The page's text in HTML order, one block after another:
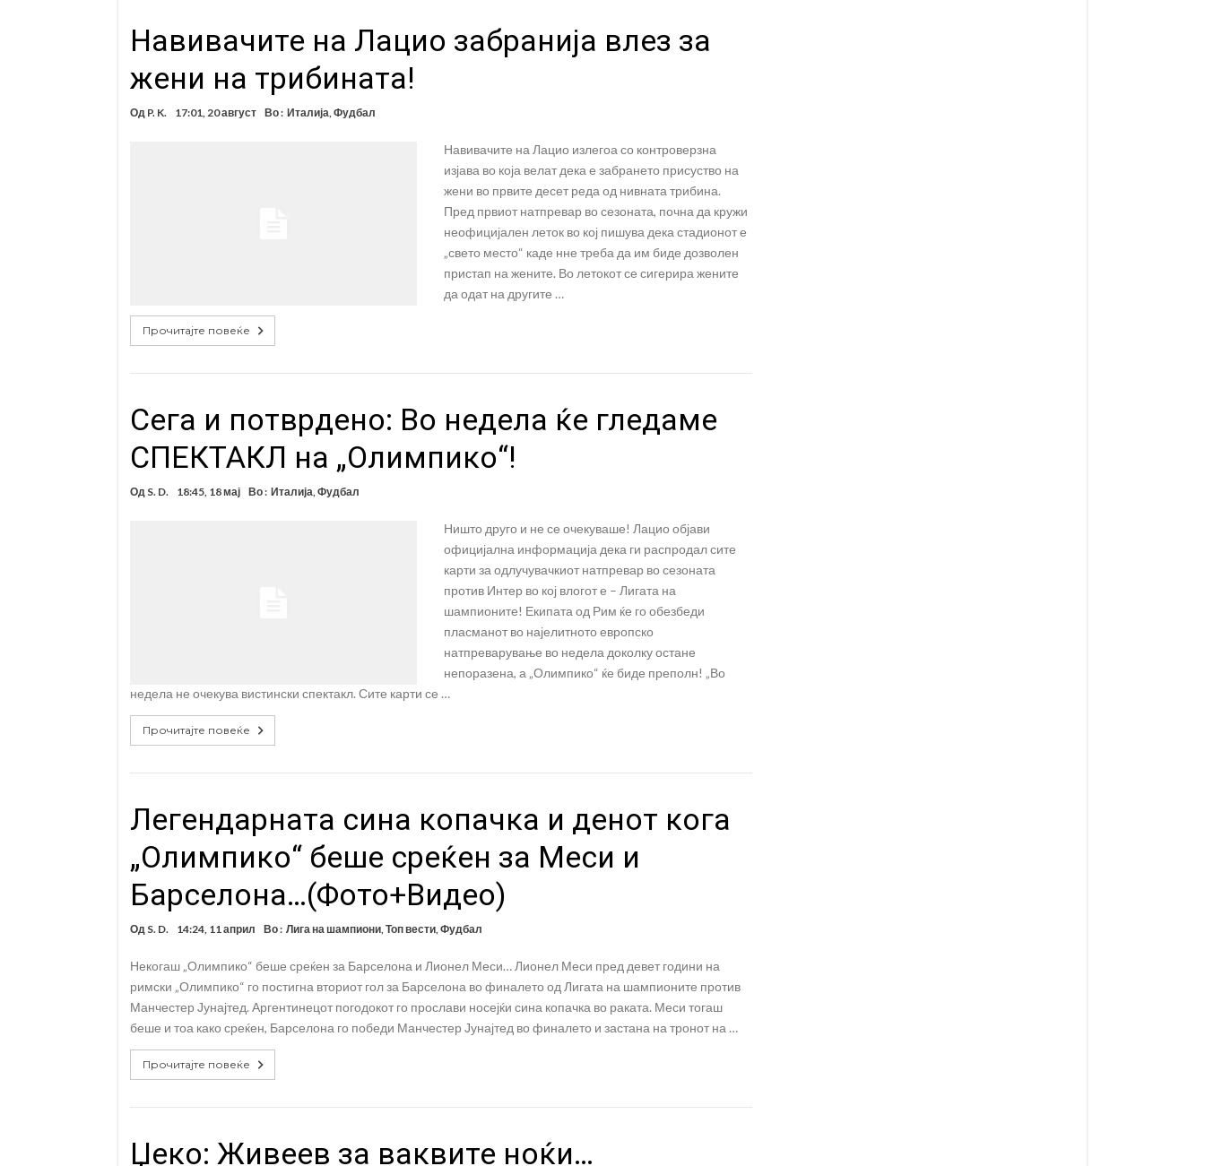
Навивачите на Лацио забранија влез за
жени на трибината!
Од P. K. 17:01, 20 август Во : Италија Фудбал
Навивачите на Лацио излегоа со контроверзна
изјава во која велат дека е забрането присуство на
жени во првите десет реда од нивната трибина.
Пред првиот натпревар во сезоната, почна да кружи
неофицијален леток во кој пишува дека стадионот е
„свето место“ каде нне треба да им биде дозволен
пристап на жените. Во летокот се сигерира жените
да одат на другите …
Прочитајте повеќе
Сега и потврдено: Во недела ќе гледаме
СПЕКТАКЛ на „Олимпико“!
Од S. D. 18:45, 18 мај Во : Италија Фудбал
Ништо друго и не се очекуваше! Лацио објави
официјална информација дека ги распродал сите
карти за одлучувачкиот натпревар во сезоната
против Интер во кој влогот е – Лигата на
шампионите! Екипата од Рим ќе го обезбеди
пласманот во најелитното европско
натпреварување во недела доколку остане
непоразена, а „Олимпико“ ќе биде преполн! „Во
недела не очекува вистински спектакл. Сите карти се …
Прочитајте повеќе
Легендарната сина копачка и денот кога
„Олимпико“ беше среќен за Меси и
Барселона…(Фото+Видео)
Од S. D. 14:24, 11 април Во : Лига на шампиони, Топ вести, Фудбал
Некогаш „Олимпико“ беше среќен за Барселона и Лионел Меси… Лионел Меси пред девет години на
римски „Олимпико“ го постигна вториот гол за Барселона во финалето од Лигата на шампионите против
Манчестер Јунајтед. Аргентинецот погодокот го прослави носејќи сина копачка во раката. Меси тогаш
беше и тоа како среќен, Барселона го победи Манчестер Јунајтед во финалето и застана на тронот на …
Прочитајте повеќе
Џеко: Живеев за ваквите ноќи…